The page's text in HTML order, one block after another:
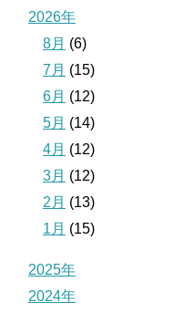
2026年
8月 (6)
7月 (15)
6月 (12)
5月 (14)
4月 (12)
3月 (12)
2月 (13)
1月 (15)
2025年
2024年